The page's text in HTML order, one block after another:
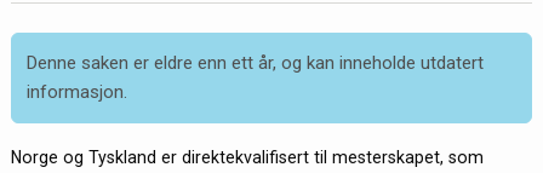
Denne saken er eldre enn ett år, og kan inneholde utdatert
informasjon.
Norge og Tyskland er direktekvalifisert til mesterskapet, som